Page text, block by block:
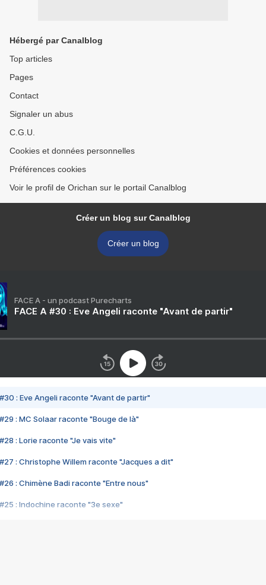
Hébergé par Canalblog
Top articles
Pages
Contact
Signaler un abus
C.G.U.
Cookies et données personnelles
Préférences cookies
Voir le profil de Orichan sur le portail Canalblog
Créer un blog sur Canalblog
Créer un blog
FACE A - un podcast Purecharts
FACE A #30 : Eve Angeli raconte "Avant de partir"
#30 : Eve Angeli raconte "Avant de partir"
#29 : MC Solaar raconte "Bouge de là"
#28 : Lorie raconte "Je vais vite"
#27 : Christophe Willem raconte "Jacques a dit"
#26 : Chimène Badi raconte "Entre nous"
#25 : Indochine raconte "3e sexe"